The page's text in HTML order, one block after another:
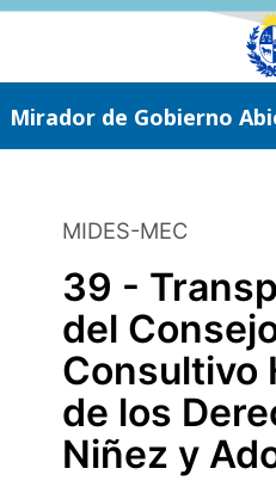
Saltar
Mirador de Gobierno
MIDES-MEC
39 -
del
Consultivo
de los
Niñez y